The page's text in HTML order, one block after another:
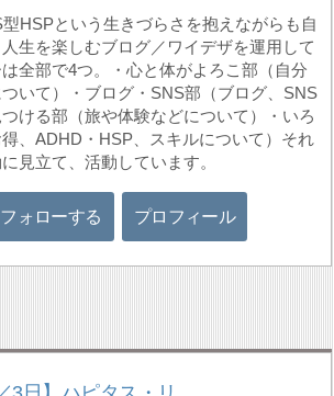
HSPという生きづらさを抱えながらも自
生を楽しむブログ／ワイデザを運用して
全部で4つ。・心と体がよろこ部（自分
いて）・ブログ・SNS部（ブログ、SNS
ける部（旅や体験などについて）・いろ
、ADHD・HSP、スキルについて）それ
見立て、活動しています。
フォローする プロフィール